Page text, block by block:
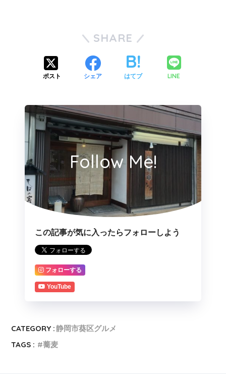
SHARE
ポスト シェア はてブ LINE
Follow Me!
この記事が気に入ったらフォローしよう
フォローする
YouTube
CATEGORY :静岡市葵区グルメ
TAGS :
蕎麦